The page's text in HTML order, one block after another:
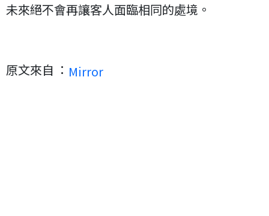
未來絕不會再讓客人面臨相同的處境。
原文來自 ： Mirror